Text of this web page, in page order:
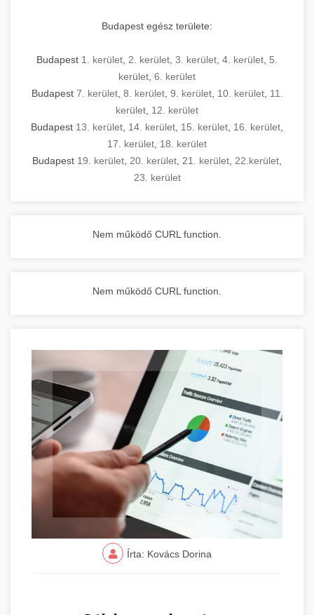
Budapest egész területe:
Budapest 1. kerület 2. kerület 3. kerület 4. kerület 5.
kerület 6. kerület
Budapest 7. kerület, 8. kerület, 9. kerület, 10. kerület, 11.
kerület 12. kerület
Budapest 13. kerület 14. kerület 15. kerület 16. kerület
17. kerület 18. kerület
Budapest 19. kerület 20. kerület 21. kerület 22.kerület
23. kerület
Nem működő CURL function.
Nem működő CURL function.
Írta: Kovács Dorina